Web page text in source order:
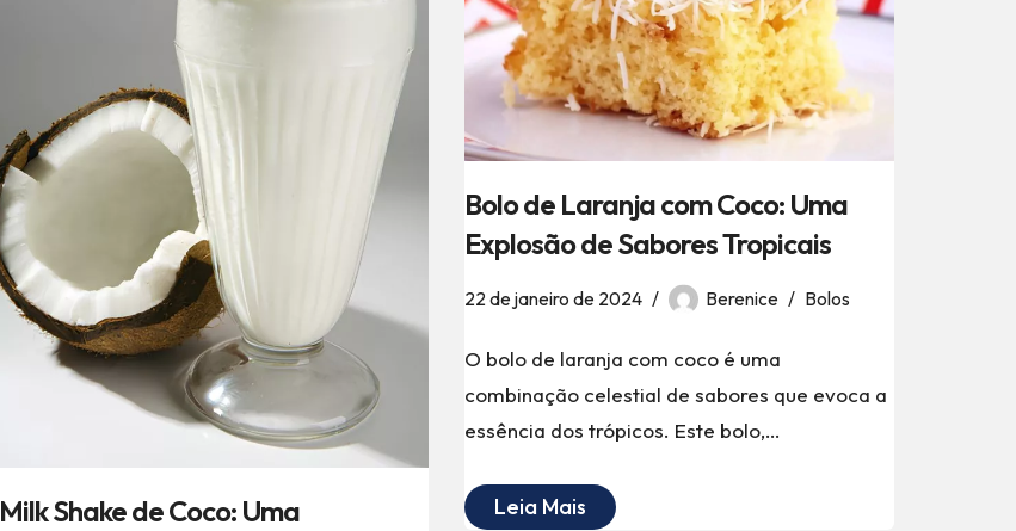
Milk Shake de Coco: Uma
Bolo de Laranja com Coco: Uma
Explosão de Sabores Tropicais
22 de janeiro de 2024 Berenice Bolos
O bolo de laranja com coco é uma
combinação celestial de sabores que evoca a
essência dos trópicos. Este bolo,…
Leia Mais